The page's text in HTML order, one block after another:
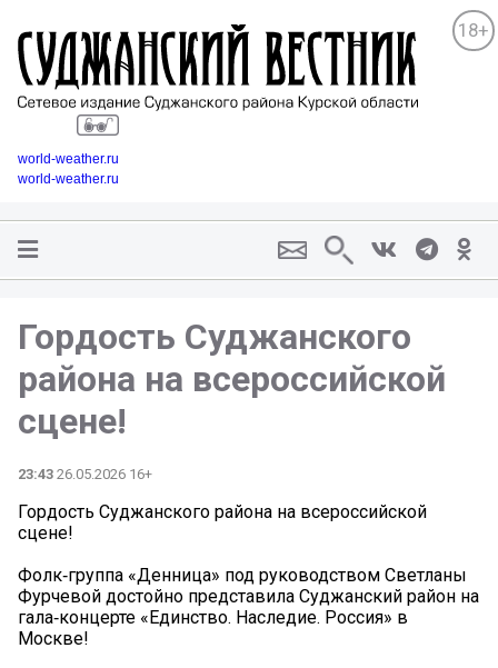
18+
world-weather.ru
world-weather.ru
Гордость Суджанского
района на всероссийской
сцене!
23:43 26.05.2026 16+
Гордость Суджанского района на всероссийской
сцене!
Фолк‑группа «Денница» под руководством Светланы
Фурчевой достойно представила Суджанский район на
гала‑концерте «Единство. Наследие. Россия» в
Москве!